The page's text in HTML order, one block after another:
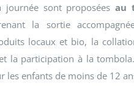
journée sont proposéesau
la sortie
locaux et bio, la
la participation à la
les enfants de moins de 12